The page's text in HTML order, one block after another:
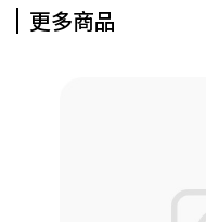
更多商品